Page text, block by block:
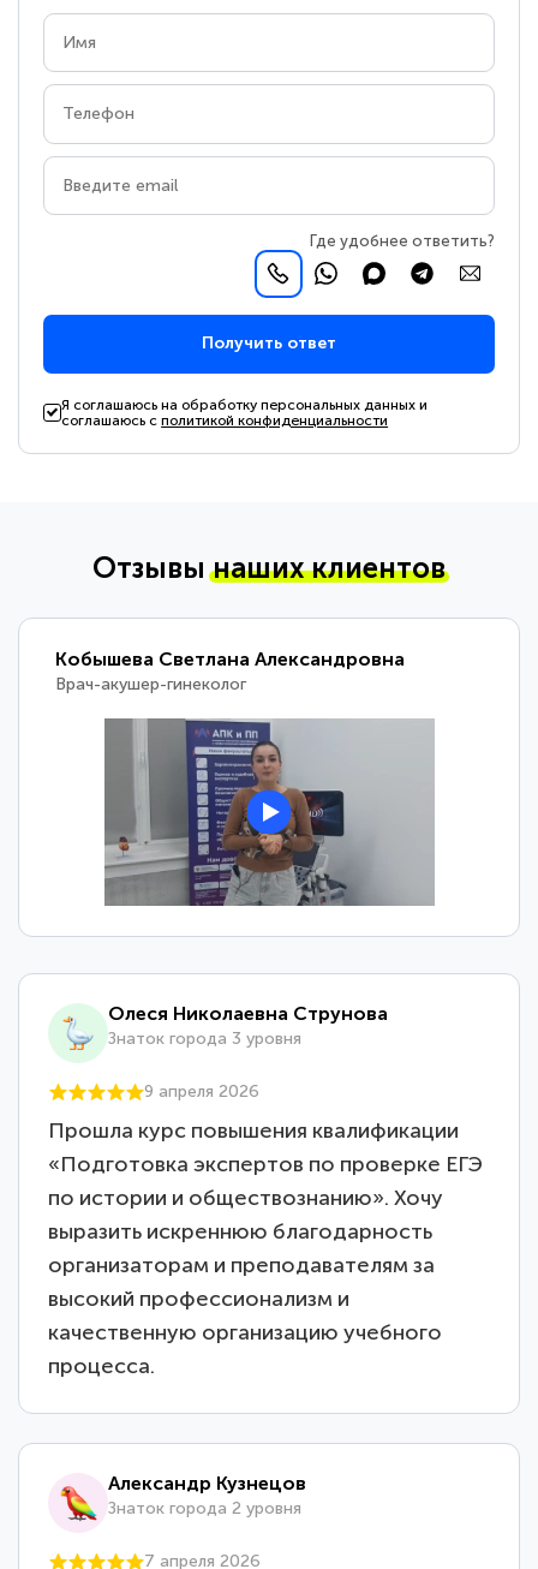
Где удобнее ответить?
Получить ответ
Я соглашаюсь на обработку персональных данных и
соглашаюсь сполитикой конфиденциальности
Отзывынаших клиентов
Кобышева Светлана Александровна
Врач-акушер-гинеколог
Олеся Николаевна Струнова
Знаток города 3 уровня
9 апреля 2026
Прошла курс повышения квалификации
«Подготовка экспертов по проверке ЕГЭ
по истории и обществознанию». Хочу
выразить искреннюю благодарность
организаторам и преподавателям за
высокий профессионализм и
качественную организацию учебного
процесса.
Александр Кузнецов
Знаток города 2 уровня
7 апреля 2026